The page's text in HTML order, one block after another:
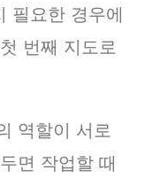
필요한 경우에
번째 지도로
역할이 서로
면 작업할 때